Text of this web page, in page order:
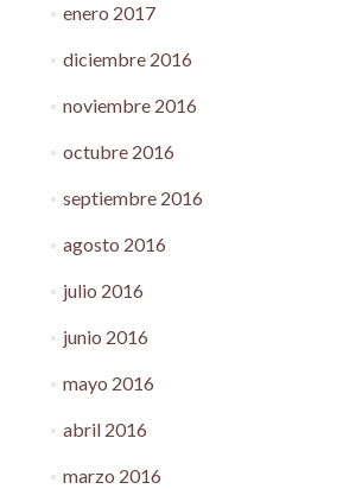
enero 2017
diciembre 2016
noviembre 2016
octubre 2016
septiembre 2016
agosto 2016
julio 2016
junio 2016
mayo 2016
abril 2016
marzo 2016